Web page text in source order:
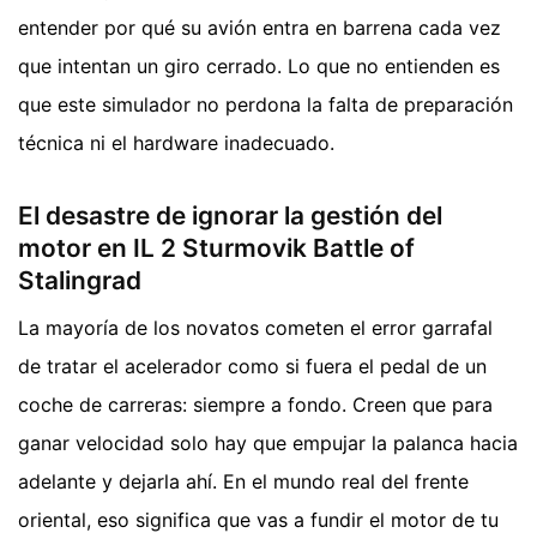
entender por qué su avión entra en barrena cada vez
que intentan un giro cerrado. Lo que no entienden es
que este simulador no perdona la falta de preparación
técnica ni el hardware inadecuado.
El desastre de ignorar la gestión del
motor en IL 2 Sturmovik Battle of
Stalingrad
La mayoría de los novatos cometen el error garrafal
de tratar el acelerador como si fuera el pedal de un
coche de carreras: siempre a fondo. Creen que para
ganar velocidad solo hay que empujar la palanca hacia
adelante y dejarla ahí. En el mundo real del frente
oriental, eso significa que vas a fundir el motor de tu